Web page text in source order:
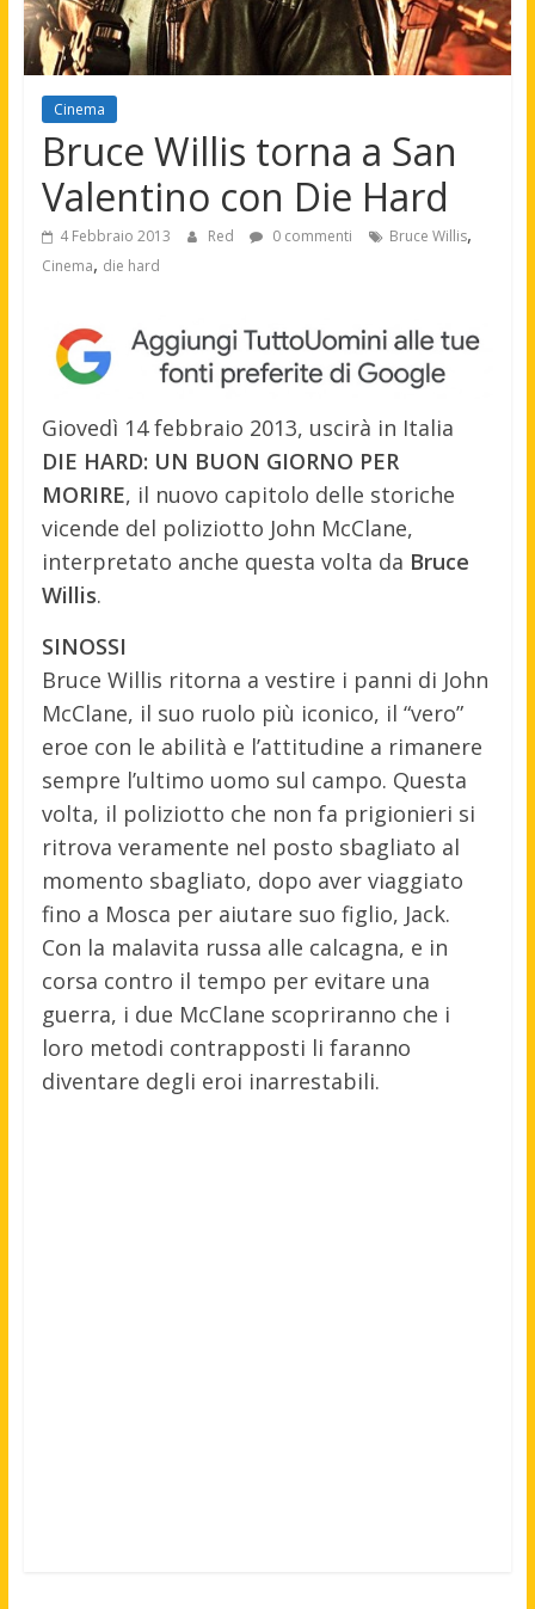
Cinema
Bruce Willis torna a San
Valentino con Die Hard
4 Febbraio 2013 Red 0 commenti Bruce Willis,
Cinema, die hard
Giovedì 14 febbraio 2013, uscirà in Italia
DIE HARD: UN BUON GIORNO PER
MORIRE, il nuovo capitolo delle storiche
vicende del poliziotto John McClane,
interpretato anche questa volta da Bruce
Willis.
SINOSSI
Bruce Willis ritorna a vestire i panni di John
McClane, il suo ruolo più iconico, il “vero”
eroe con le abilità e l’attitudine a rimanere
sempre l’ultimo uomo sul campo. Questa
volta, il poliziotto che non fa prigionieri si
ritrova veramente nel posto sbagliato al
momento sbagliato, dopo aver viaggiato
fino a Mosca per aiutare suo figlio, Jack.
Con la malavita russa alle calcagna, e in
corsa contro il tempo per evitare una
guerra, i due McClane scopriranno che i
loro metodi contrapposti li faranno
diventare degli eroi inarrestabili.